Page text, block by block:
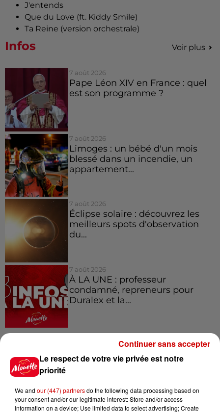
J'entends
Que du Love (ft. Kiddy Smile)
Ta Reine (version orchestrale)
Infos Voir plus
7 août 2026
Pape Léon XIV en France : quel
est son programme ?
7 août 2026
Limoges : un bébé d'un mois
blessé dans un incendie, un
appartement...
7 août 2026
Éclipse solaire : découvrez les
meilleurs spots d'observation
du...
7 août 2026
À LA UNE : professeur
condamné, repreneurs pour
Duralex et la...
Jeux Voir plus
pour l'un des zoos de nos
régions !
Le respect de votre vie privée est notre
priorité
We and our (447) partnersdo the following data processing based on
your consent and/or our legitimate interest: Store and/or access
information on a device; Use limited data to select advertising; Create
Continuer sans accepter